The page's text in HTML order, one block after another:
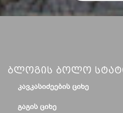
Ბლოგის Ბოლო
ᲙᲐᲕᲙᲐᲡᲘᲫᲔᲔᲑᲘᲡ ᲪᲘᲮᲔ
ᲒᲐᲒᲘᲡ ᲪᲘᲮᲔ